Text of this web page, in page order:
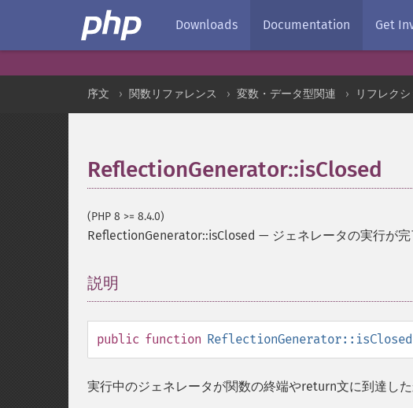
Downloads Documentation Get
序文 関数リファレンス 変数・データ型関連 リフレク
ReflectionGenerator::isClosed
(PHP 8 >= 8.4.0)
ReflectionGenerator::isClosed — ジェネレータの実行が
説明
public function ReflectionGenerator::isClosed
実行中のジェネレータが関数の終端やreturn文に到達し